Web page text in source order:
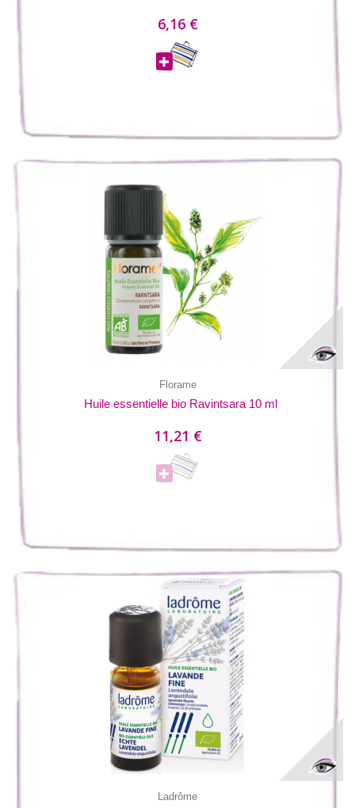
6,16 €
Florame
Huile essentielle bio Ravintsara 10 ml
11,21 €
Ladrôme